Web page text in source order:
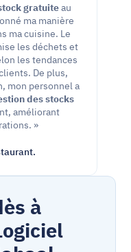
gratuite au
ma manière
ma cuisine. Le
les déchets et
les tendances
De plus,
mon personnel a
des stocks
améliorant
»
à